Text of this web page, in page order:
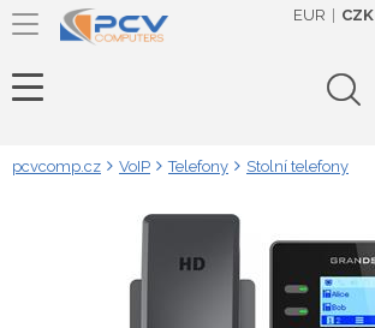
EUR CZK
pcvcomp.cz VoIP Telefony Stolní telefony